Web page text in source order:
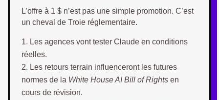
L’offre à 1 $ n’est pas une simple promotion. C’est
un cheval de Troie réglementaire.
Les agences vont tester Claude en conditions
réelles.
Les retours terrain influenceront les futures
normes de la White House AI Bill of Rights en
cours de révision.